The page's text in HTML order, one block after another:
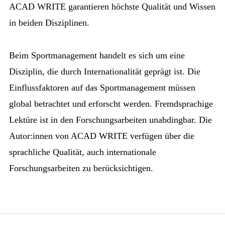
ACAD WRITE garantieren höchste Qualität und Wissen
in beiden Disziplinen.
Beim Sportmanagement handelt es sich um eine
Disziplin, die durch Internationalität geprägt ist. Die
Einflussfaktoren auf das Sportmanagement müssen
global betrachtet und erforscht werden. Fremdsprachige
Lektüre ist in den Forschungsarbeiten unabdingbar. Die
Autor:innen von ACAD WRITE verfügen über die
sprachliche Qualität, auch internationale
Forschungsarbeiten zu berücksichtigen.